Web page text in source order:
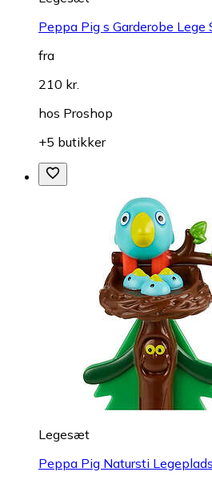
Peppa Pig s Garderobe
fra
210 kr.
hos Proshop
+5 butikker
Legesæt
Peppa Pig Natursti